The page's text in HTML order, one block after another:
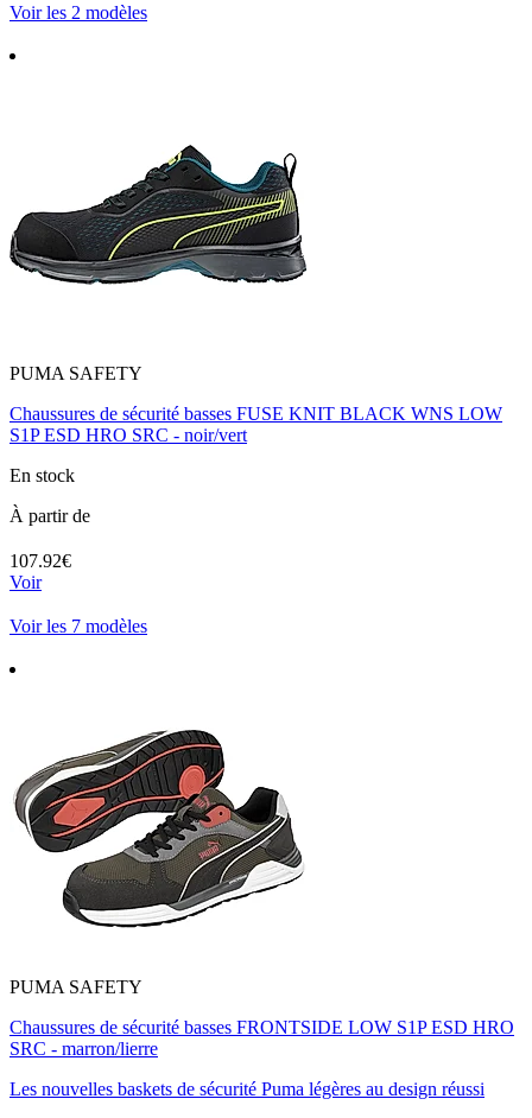
Voir les 2 modèles
PUMA SAFETY
Chaussures de sécurité basses FUSE KNIT BLACK WNS LOW
S1P ESD HRO SRC - noir/vert
En stock
À partir de
107.92€
Voir
Voir les 7 modèles
PUMA SAFETY
Chaussures de sécurité basses FRONTSIDE LOW S1P ESD HRO
SRC - marron/lierre
Les nouvelles baskets de sécurité Puma légères au design réussi